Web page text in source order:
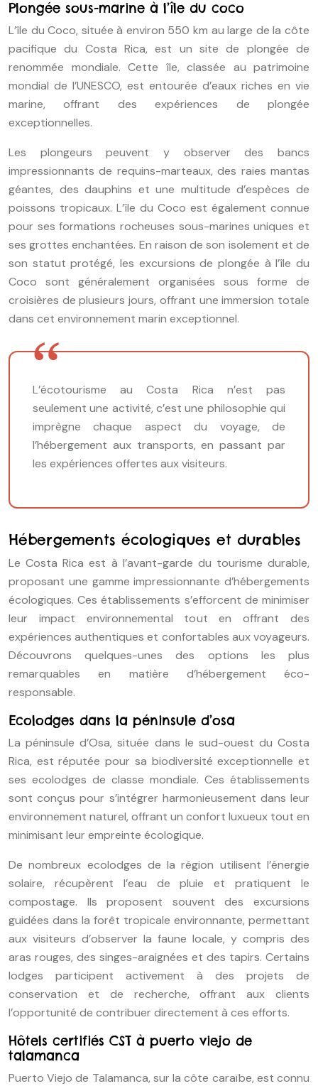
Plongée sous-marine à l’île du coco
L’île du Coco, située à environ 550 km au large de la côte
pacifique du Costa Rica, est un site de plongée de
renommée mondiale. Cette île, classée au patrimoine
mondial de l’UNESCO, est entourée d’eaux riches en vie
marine, offrant des expériences de plongée
exceptionnelles.
Les plongeurs peuvent y observer des bancs
impressionnants de requins-marteaux, des raies mantas
géantes, des dauphins et une multitude d’espèces de
poissons tropicaux. L’île du Coco est également connue
pour ses formations rocheuses sous-marines uniques et
ses grottes enchantées. En raison de son isolement et de
son statut protégé, les excursions de plongée à l’île du
Coco sont généralement organisées sous forme de
croisières de plusieurs jours, offrant une immersion totale
dans cet environnement marin exceptionnel.
L’écotourisme au Costa Rica n’est pas
seulement une activité, c’est une philosophie qui
imprègne chaque aspect du voyage, de
l’hébergement aux transports, en passant par
les expériences offertes aux visiteurs.
Hébergements écologiques et durables
Le Costa Rica est à l’avant-garde du tourisme durable,
proposant une gamme impressionnante d’hébergements
écologiques. Ces établissements s’efforcent de minimiser
leur impact environnemental tout en offrant des
expériences authentiques et confortables aux voyageurs.
Découvrons quelques-unes des options les plus
remarquables en matière d’hébergement éco-
responsable.
Ecolodges dans la péninsule d’osa
La péninsule d’Osa, située dans le sud-ouest du Costa
Rica, est réputée pour sa biodiversité exceptionnelle et
ses ecolodges de classe mondiale. Ces établissements
sont conçus pour s’intégrer harmonieusement dans leur
environnement naturel, offrant un confort luxueux tout en
minimisant leur empreinte écologique.
De nombreux ecolodges de la région utilisent l’énergie
solaire, récupèrent l’eau de pluie et pratiquent le
compostage. Ils proposent souvent des excursions
guidées dans la forêt tropicale environnante, permettant
aux visiteurs d’observer la faune locale, y compris des
aras rouges, des singes-araignées et des tapirs. Certains
lodges participent activement à des projets de
conservation et de recherche, offrant aux clients
l’opportunité de contribuer directement à ces efforts.
Hôtels certifiés CST à puerto viejo de
talamanca
Puerto Viejo de Talamanca, sur la côte caraïbe, est connu